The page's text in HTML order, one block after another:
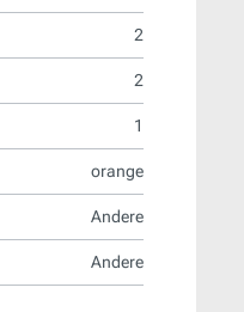
2
2
1
orange
Andere
Andere